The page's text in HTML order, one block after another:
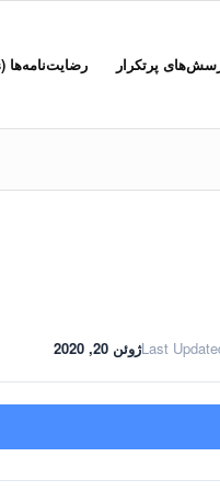
پرتکرار رضایت‌نامه‌ها (Testimonials)
Lastژوئن 20, 2020